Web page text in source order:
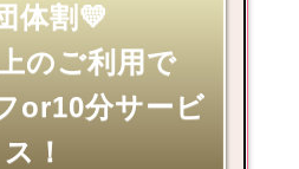
体割💛
のご利用で
or10分サービ
ス！